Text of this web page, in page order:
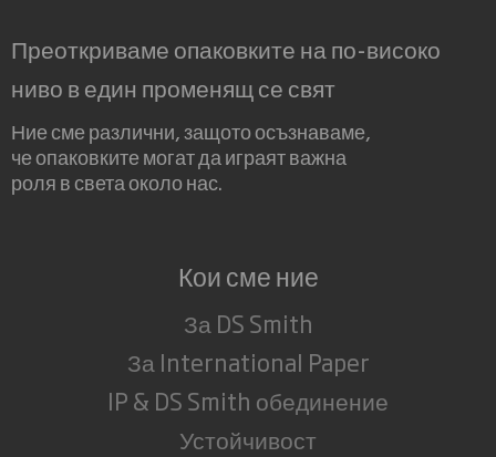
Преоткриваме опаковките на по-високо
ниво в един променящ се свят
Ние сме различни, защото осъзнаваме,
че опаковките могат да играят важна
роля в света около нас.
Кои сме ние
За DS Smith
За International Paper
IP & DS Smith обединение
Устойчивост